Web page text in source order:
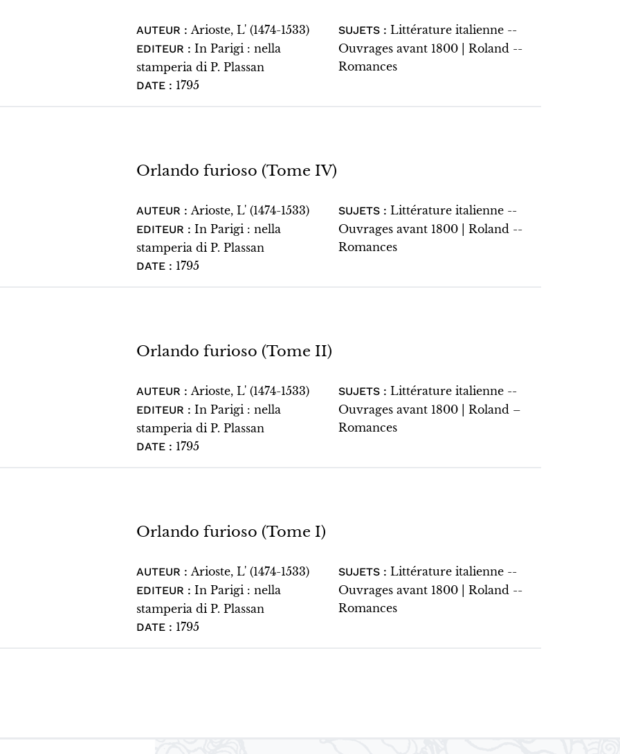
AUTEUR :Arioste, L' (1474-1533)
EDITEUR :In Parigi : nella
stamperia di P. Plassan
DATE : 1795
SUJETS : Littérature italienne --
Ouvrages avant 1800 | Roland --
Romances
Orlando furioso (Tome IV)
AUTEUR :Arioste, L' (1474-1533)
EDITEUR :In Parigi : nella
stamperia di P. Plassan
DATE : 1795
SUJETS : Littérature italienne --
Ouvrages avant 1800 | Roland --
Romances
Orlando furioso (Tome II)
AUTEUR :Arioste, L' (1474-1533)
EDITEUR :In Parigi : nella
stamperia di P. Plassan
DATE : 1795
SUJETS : Littérature italienne --
Ouvrages avant 1800 | Roland –
Romances
Orlando furioso (Tome I)
AUTEUR :Arioste, L' (1474-1533)
EDITEUR :In Parigi : nella
stamperia di P. Plassan
DATE : 1795
SUJETS : Littérature italienne --
Ouvrages avant 1800 | Roland --
Romances